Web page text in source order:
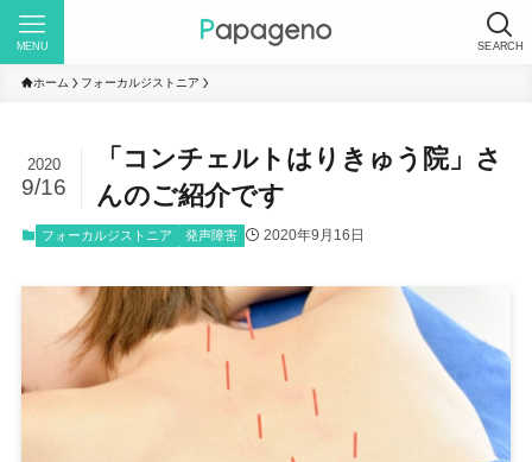
SEARCH
MENU
ホーム フォーカルジストニア
「コンチェルトはりきゅう院」さ
んのご紹介です
2020
9/16
フォーカルジストニア 発声障害 2020年9月16日